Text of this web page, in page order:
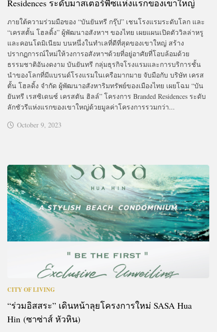
Residences ระดับมาสเตอร์พีซแห่งแรกของเขาใหญ่
ภายใต้ความร่วมมือของ “บันยันทรี กรุ๊ป” เชนโรงแรมระดับโลก และ
“เครสตั้น โฮลดิ้ง” ผู้พัฒนาอสังหาฯ ของไทย เผยแผนเปิดตัววิลล่าหรู
และคอนโดมิเนียม บนหนึ่งในทำเลที่ดีที่สุดของเขาใหญ่ สร้าง
ปรากฏการณ์ใหม่ให้วงการอสังหาฯด้วยที่อยู่อาศัยที่โอบล้อมด้วย
ธรรมชาติอันงดงาม บันยันทรี กลุ่มธุรกิจโรงแรมและการบริการชั้น
นำของโลกที่มีแบรนด์โรงแรมในเครือมากมาย จับมือกับ บริษัท เครส
ตั้น โฮลดิ้ง จำกัด ผู้พัฒนาอสังหาริมทรัพย์ของเมืองไทย เผยโฉม “บัน
ยันทรี เรสซิเดนซ์ เครสตัน ฮิลล์” โครงการ Branded Residences ระดับ
ลักชัวรีแห่งแรกของเขาใหญ่ด้วยมูลค่าโครงการรวมกว่า...
October 9, 2023
CITY OF LIVING
“ร่วมอิสสระ” เดินหน้าลุยโครงการใหม่ SASA Hua
Hin (ซาซ่าส์ หัวหิน)